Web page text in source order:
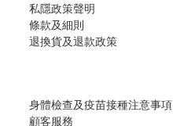
私隱政策聲明
條款及細則
退換貨及退款政策
身體檢查及疫苗接種注意事項
顧客服務